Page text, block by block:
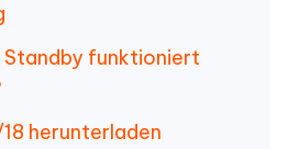
Standby funktioniert
herunterladen